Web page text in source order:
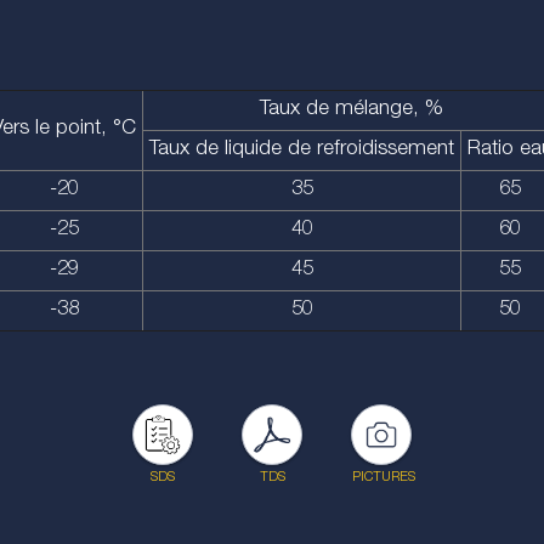
le point, °C
Taux de mélange, %
Taux de liquide de refroidissement
Ratio
-20
35
65
-25
40
60
-29
45
55
-38
50 50
SDS TDS PICTURES